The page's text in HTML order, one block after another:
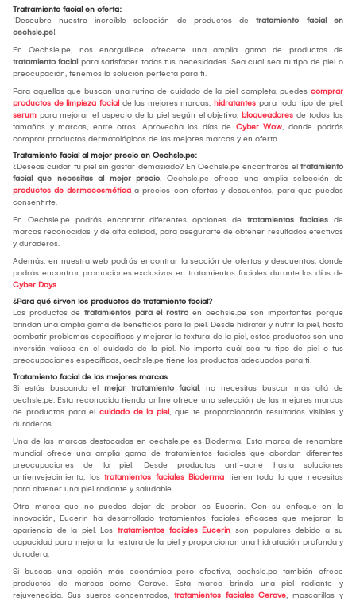
Tratramiento facial en oferta:
¡Descubre nuestra increíble selección de productos de tratamiento facial en
oechsle.pe!
En Oechsle.pe, nos enorgullece ofrecerte una amplia gama de productos de
tratamiento facial para satisfacer todas tus necesidades. Sea cual sea tu tipo de piel o
preocupación, tenemos la solución perfecta para ti.
Para aquellos que buscan una rutina de cuidado de la piel completa, puedes comprar
productos de limpieza facial de las mejores marcas, hidratantes para todo tipo de piel,
serum para mejorar el aspecto de la piel según el objetivo, bloqueadores de todos los
tamaños y marcas, entre otros. Aprovecha los días de Cyber Wow, donde podrás
comprar productos dermatológicos de las mejores marcas y en oferta.
Tratamiento facial al mejor precio en Oechsle.pe:
¿Deseas cuidar tu piel sin gastar demasiado? En Oechsle.pe encontrarás el tratamiento
facial que necesitas al mejor precio. Oechsle.pe ofrece una amplia selección de
productos de dermocosmética a precios con ofertas y descuentos, para que puedas
consentirte.
En Oechsle.pe podrás encontrar diferentes opciones de tratamientos faciales de
marcas reconocidas y de alta calidad, para asegurarte de obtener resultados efectivos
y duraderos.
Además, en nuestra web podrás encontrar la sección de ofertas y descuentos, donde
podrás encontrar promociones exclusivas en tratamientos faciales durante los días de
Cyber Days.
¿Para qué sirven los productos de tratamiento facial?
Los productos de tratamientos para el rostro en oechsle.pe son importantes porque
brindan una amplia gama de beneficios para la piel. Desde hidratar y nutrir la piel, hasta
combatir problemas específicos y mejorar la textura de la piel, estos productos son una
inversión valiosa en el cuidado de la piel. No importa cuál sea tu tipo de piel o tus
preocupaciones específicas, oechsle.pe tiene los productos adecuados para ti.
Tratamiento facial de las mejores marcas
Si estás buscando el mejor tratamiento facial, no necesitas buscar más allá de
oechsle.pe. Esta reconocida tienda online ofrece una selección de las mejores marcas
de productos para el cuidado de la piel, que te proporcionarán resultados visibles y
duraderos.
Una de las marcas destacadas en oechsle.pe es Bioderma. Esta marca de renombre
mundial ofrece una amplia gama de tratamientos faciales que abordan diferentes
preocupaciones de la piel. Desde productos anti-acné hasta soluciones
antienvejecimiento, los tratamientos faciales Bioderma tienen todo lo que necesitas
para obtener una piel radiante y saludable.
Otra marca que no puedes dejar de probar es Eucerin. Con su enfoque en la
innovación, Eucerin ha desarrollado tratamientos faciales eficaces que mejoran la
apariencia de la piel. Los tratamientos faciales Eucerin son populares debido a su
capacidad para mejorar la textura de la piel y proporcionar una hidratación profunda y
duradera.
Si buscas una opción más económica pero efectiva, oechsle.pe también ofrece
productos de marcas como Cerave. Esta marca brinda una piel radiante y
rejuvenecida. Sus sueros concentrados, tratamientos faciales Cerave, mascarillas y